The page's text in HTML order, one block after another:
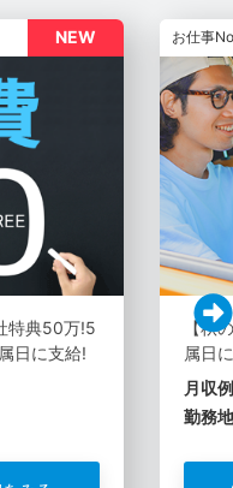
NEW
特典50万!5
日に支給!
お仕事
【秋
属日
月収
勤務